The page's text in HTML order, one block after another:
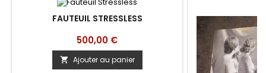
FAUTEUIL STRESSLESS
Prix
500,00 €
 Ajouter au panier